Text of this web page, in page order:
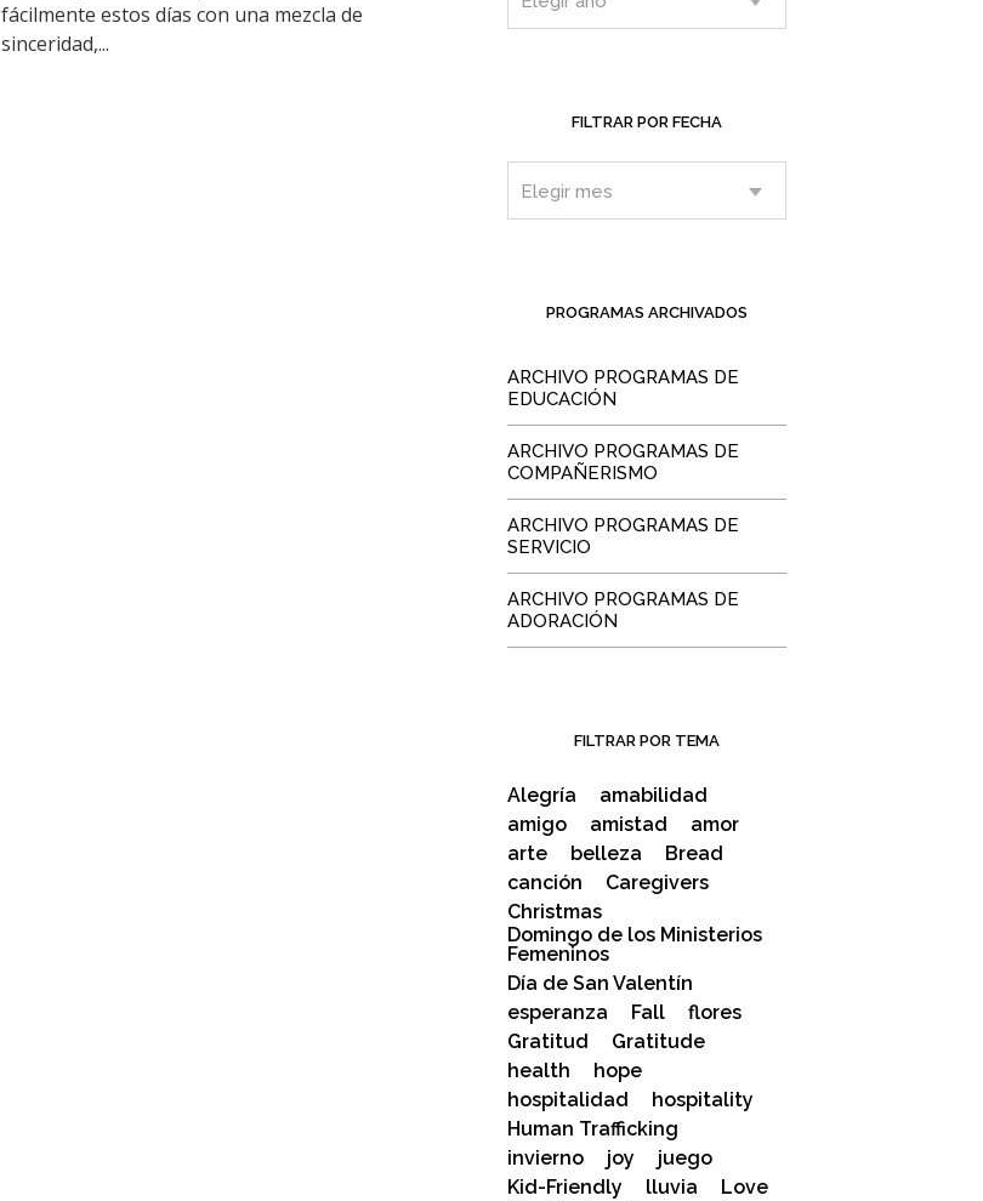
fácilmente estos días con una mezcla de
sinceridad,...
FILTRAR POR FECHA
PROGRAMAS ARCHIVADOS
ARCHIVO PROGRAMAS DE
EDUCACIÓN
ARCHIVO PROGRAMAS DE
COMPAÑERISMO
ARCHIVO PROGRAMAS DE
SERVICIO
ARCHIVO PROGRAMAS DE
ADORACIÓN
FILTRAR POR TEMA
Alegría
amabilidad
amigo
amistad
amor
arte
belleza
Bread
canción
Caregivers
Christmas
Domingo de los Ministerios
Femeninos
Día de San Valentín
esperanza
Fall
flores
Gratitud
Gratitude
health
hope
hospitalidad
hospitality
Human Trafficking
invierno
joy
juego
Kid-Friendly
lluvia
Love